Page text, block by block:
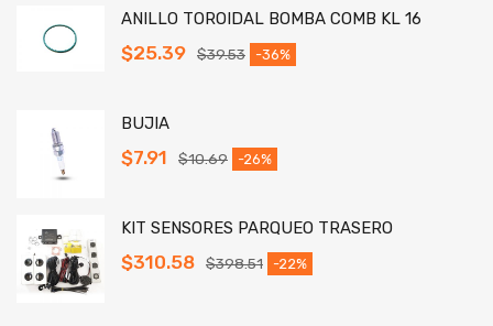
ANILLO TOROIDAL BOMBA COMB KL 16
$39.53
$25.39 -36%
BUJIA
$10.69
$7.91 -26%
KIT SENSORES PARQUEO TRASERO
$398.51
$310.58 -22%